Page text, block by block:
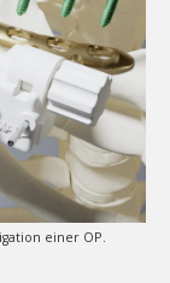
einer OP.